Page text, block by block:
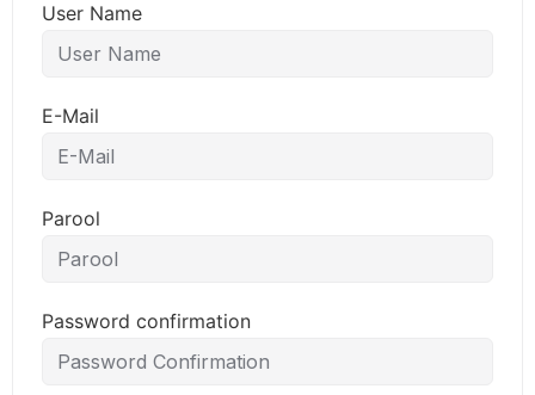
User Name
E-Mail
Parool
Password confirmation